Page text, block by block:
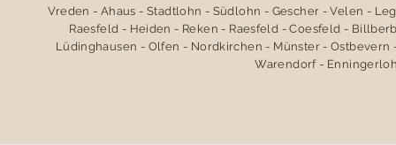
Vreden - Ahaus - Stadtlohn - Südlohn - Gescher - Velen -
Raesfeld - Heiden - Reken - Raesfeld - Coesfeld -
Lüdinghausen - Olfen - Nordkirchen - Münster -
Warendorf -